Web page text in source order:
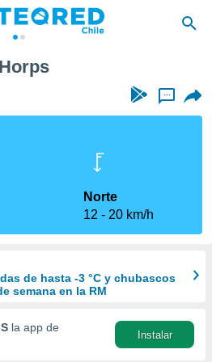
...
Norte
12
20 km/h
de hasta -3 °C y chubascos
semana en la RM
la app de
Instalar